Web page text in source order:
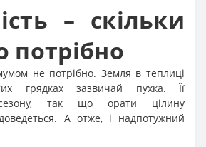
– скільки
потрібно
не потрібно. Земля в теплиці
грядках зазвичай пухка. Її
так що орати цілину
А отже, і надпотужний